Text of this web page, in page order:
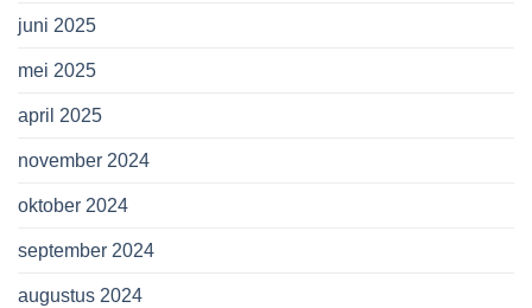
juni 2025
mei 2025
april 2025
november 2024
oktober 2024
september 2024
augustus 2024